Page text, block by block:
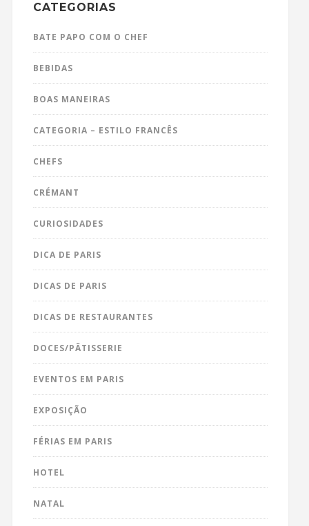
CATEGORIAS
BATE PAPO COM O CHEF
BEBIDAS
BOAS MANEIRAS
CATEGORIA – ESTILO FRANCÊS
CHEFS
CRÉMANT
CURIOSIDADES
DICA DE PARIS
DICAS DE PARIS
DICAS DE RESTAURANTES
DOCES/PÂTISSERIE
EVENTOS EM PARIS
EXPOSIÇÃO
FÉRIAS EM PARIS
HOTEL
NATAL